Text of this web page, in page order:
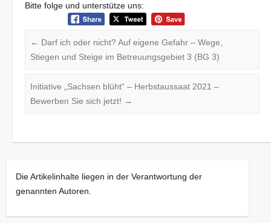
Bitte folge und unterstütze uns:
← Darf ich oder nicht? Auf eigene Gefahr – Wege,
Stiegen und Steige im Betreuungsgebiet 3 (BG 3)
Initiative „Sachsen blüht“ – Herbstaussaat 2021 –
Bewerben Sie sich jetzt! →
Die Artikelinhalte liegen in der Verantwortung der
genannten Autoren.